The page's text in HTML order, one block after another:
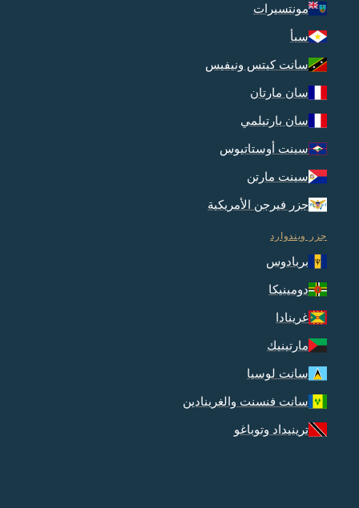
مونتسيرات
سبأ
سانت كيتس ونيفيس
سان مارتان
سان بارتيلمي
سينت أوستاتيوس
سينت مارتن
جزر فيرجن الأمريكية
جزر ويندوارد
بربادوس
دومينيكا
غرينادا
مارتينيك
سانت لوسيا
سانت فنسنت والغرينادين
ترينيداد وتوباغو